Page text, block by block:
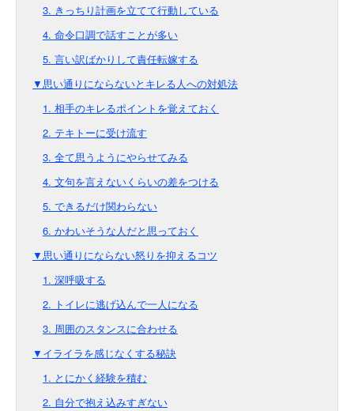
3. きっちり計画を立てて行動している
4. 命令口調で話すことが多い
5. 言い訳ばかりして責任転嫁する
▼思い通りにならないとキレる人への対処法
1. 相手のキレるポイントを覚えておく
2. テキトーに受け流す
3. 全て思うようにやらせてみる
4. 文句を言えないくらいの差をつける
5. できるだけ関わらない
6. かわいそうな人だと思っておく
▼思い通りにならない怒りを抑えるコツ
1. 深呼吸する
2. トイレに逃げ込んで一人になる
3. 周囲のスタンスに合わせる
▼イライラを感じなくする秘訣
1. とにかく経験を積む
2. 自分で抱え込みすぎない